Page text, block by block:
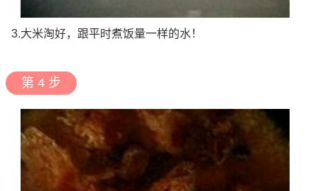
3.大米淘好，跟平时煮饭量一样的水！
第 4 步